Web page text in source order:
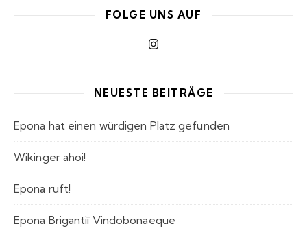
FOLGE UNS AUF
NEUESTE BEITRÄGE
Epona hat einen würdigen Platz gefunden
Wikinger ahoi!
Epona ruft!
Epona Brigantiī Vindobonaeque